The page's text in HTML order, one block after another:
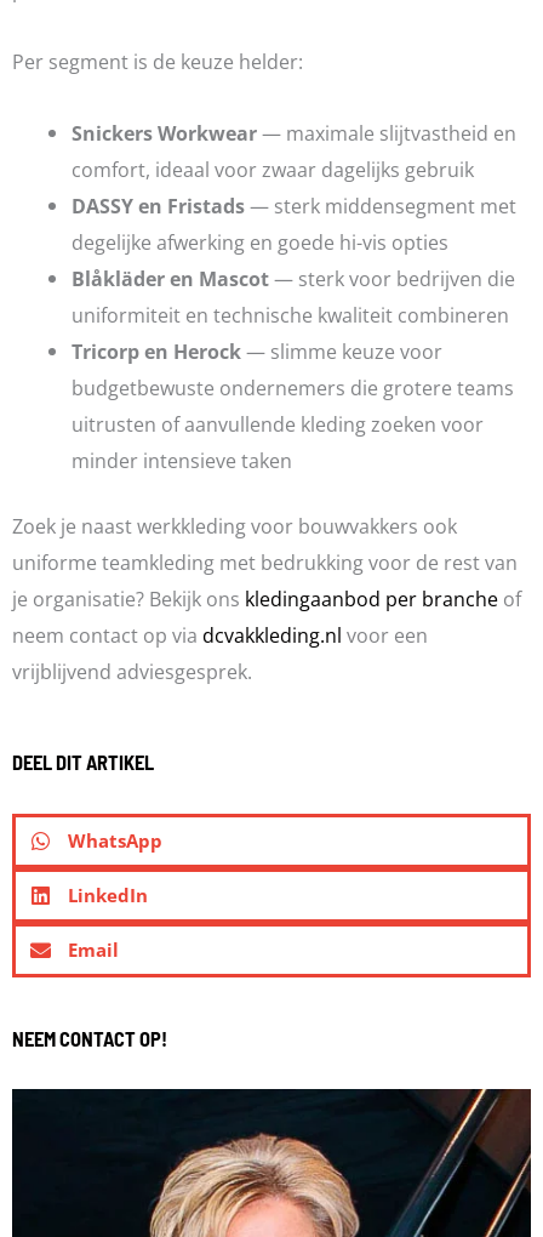
Per segment is de keuze helder:
Snickers Workwear— maximale slijtvastheid en
comfort, ideaal voor zwaar dagelijks gebruik
DASSY en Fristads— sterk middensegment met
degelijke afwerking en goede hi-vis opties
Blåkläder en Mascot— sterk voor bedrijven die
uniformiteit en technische kwaliteit combineren
Tricorp en Herock— slimme keuze voor
budgetbewuste ondernemers die grotere teams
uitrusten of aanvullende kleding zoeken voor
minder intensieve taken
Zoek je naast werkkleding voor bouwvakkers ook
uniforme teamkleding met bedrukking voor de rest van
je organisatie? Bekijk ons kledingaanbod per branche of
neem contact op via dcvakkleding.nl voor een
vrijblijvend adviesgesprek.
DEEL DIT ARTIKEL
WhatsApp
LinkedIn
Email
NEEM CONTACT OP!